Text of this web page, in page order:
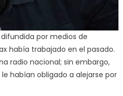
por medios de
había trabajado en el pasado.
radio nacional; sin embargo,
habían obligado a alejarse por